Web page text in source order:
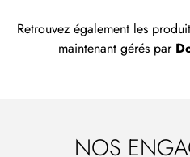
Retrouvez également les
maintenant gérés par
NOS